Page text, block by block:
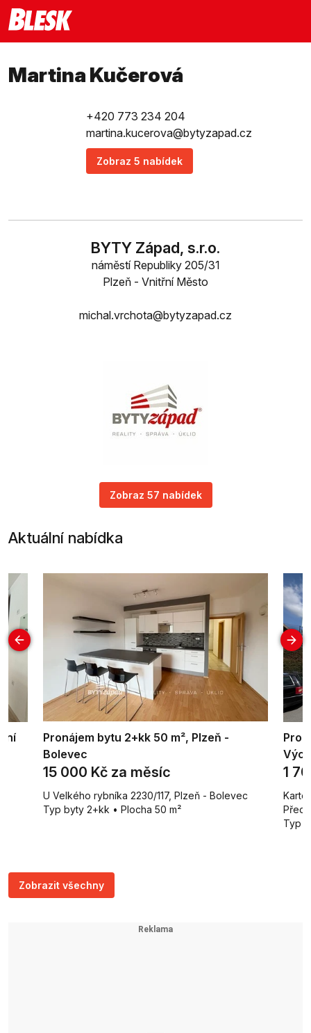
Martina Kučerová
+420 773 234 204
martina.kucerova@bytyzapad.cz
Zobraz 5 nabídek
BYTY Západ, s.r.o.
náměstí Republiky 205/31
Plzeň - Vnitřní Město
michal.vrchota@bytyzapad.cz
Zobraz 57 nabídek
Aktuální nabídka
Pronájem bytu 2+kk 50 m², Plzeň -
Bolevec
15 000 Kč za měsíc
U Velkého rybníka 2230/117, Plzeň - Bolevec
Typ byty 2+kk • Plocha 50 m²
1
Typ
Zobrazit všechny